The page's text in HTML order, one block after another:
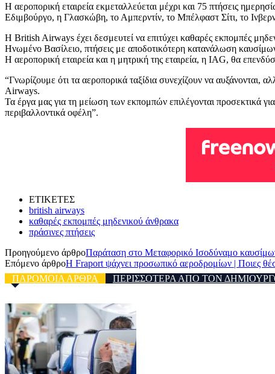
Η αεροπορική εταιρεία εκμεταλλεύεται μέχρι και 75 πτήσεις
Εδιμβούργο, η Γλασκώβη, το Αμπερντίν, το Μπέλφαστ Σίτι, το
Η British Airways έχει δεσμευτεί να επιτύχει καθαρές εκπομπές
Ηνωμένο Βασίλειο, πτήσεις με αποδοτικότερη κατανάλωση
Η αεροπορική εταιρεία και η μητρική της εταιρεία, η IAG, θα
“Γνωρίζουμε ότι τα αεροπορικά ταξίδια συνεχίζουν να
Airways.
Τα έργα μας για τη μείωση των εκπομπών επιλέγονται προσεκτικά
περιβαλλοντικά οφέλη”.
ΕΤΙΚΕΤΕΣ
british airways
καθαρές εκπομπές μηδενικού άνθρακα
πράσινες πτήσεις
Προηγούμενο άρθροΠαράταση στο Μεταφορικό Ισοδύναμο
Επόμενο άρθροΗ Fraport ψάχνει προσωπικό αεροδρομίων | Ποιες
ΠΑΡΟΜΟΙΑ ΑΡΘΡΑ
ΠΕΡΙΣΣΟΤΕΡΑ ΑΠΟ ΤΟΝ